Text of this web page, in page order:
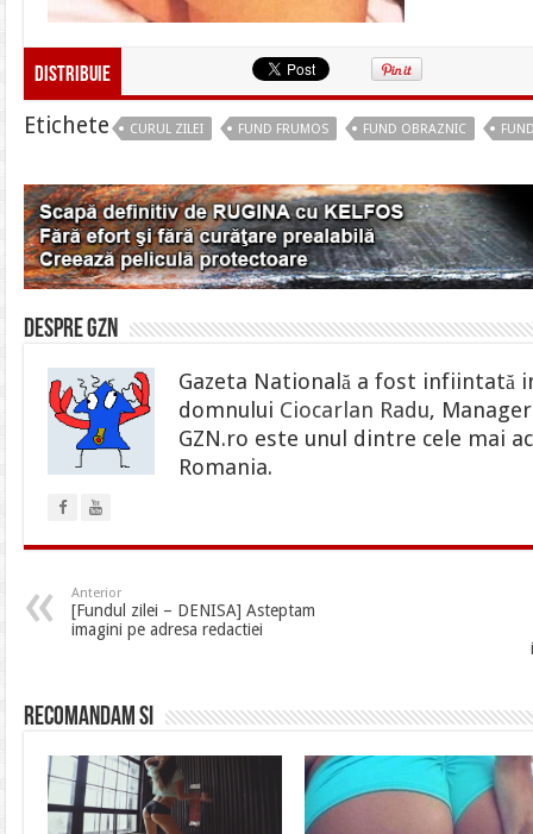
Distribuie
Etichete CURUL ZILEI FUND FRUMOS FUND OBRAZNIC
Despre gzn
Gazeta Natională a fost infiintată
domnului Ciocarlan Radu,
GZN.ro este unul dintre cele mai
Romania.
Anterior
[Fundul zilei – DENISA] Asteptam
imagini pe adresa redactiei
Recomandam si